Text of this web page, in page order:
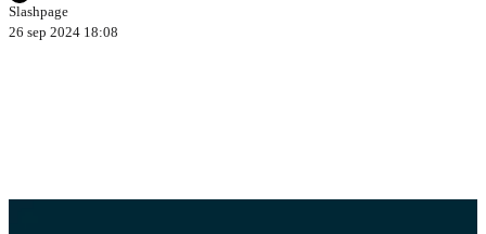
Slashpage
26 sep 2024 18:08